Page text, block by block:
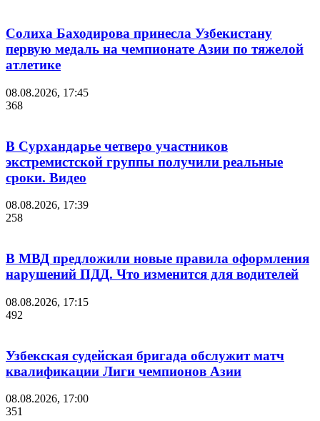
Солиха Баходирова принесла Узбекистану
первую медаль на чемпионате Азии по тяжелой
атлетике
08.08.2026, 17:45
368
В Сурхандарье четверо участников
экстремистской группы получили реальные
сроки. Видео
08.08.2026, 17:39
258
В МВД предложили новые правила оформления
нарушений ПДД. Что изменится для водителей
08.08.2026, 17:15
492
Узбекская судейская бригада обслужит матч
квалификации Лиги чемпионов Азии
08.08.2026, 17:00
351